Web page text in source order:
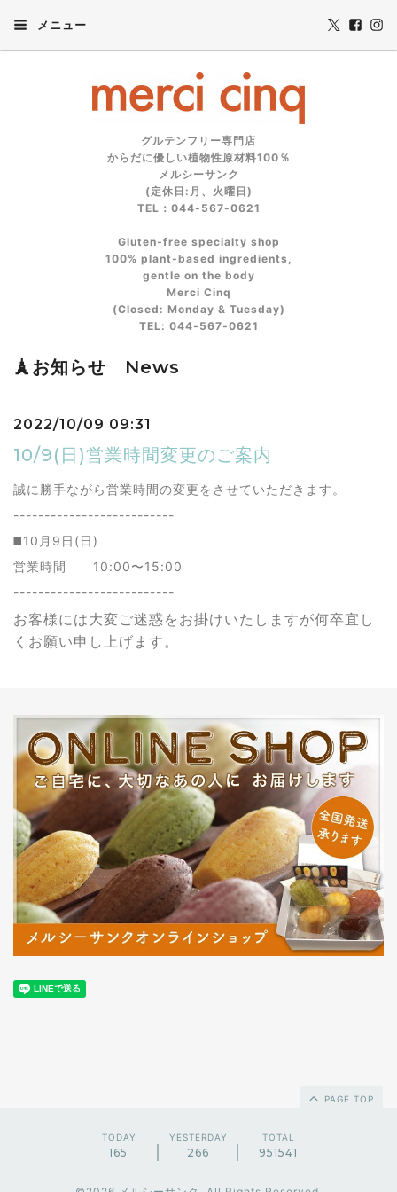
メニュー
グルテンフリー専門店
からだに優しい植物性原材料100％
メルシーサンク
(定休日:月、火曜日)
TEL：044-567-0621
Gluten‑free specialty shop
100% plant‑based ingredients,
gentle on the body
Merci Cinq
(Closed: Monday & Tuesday)
TEL: 044‑567‑0621
🗼お知らせ News
2022/10/09 09:31
10/9(日)営業時間変更のご案内
誠に勝手ながら営業時間の変更をさせていただきます。
--------------------------
◼️10月9日(日)
営業時間 10:00〜15:00
--------------------------
お客様には大変ご迷惑をお掛けいたしますが何卒宜し
くお願い申し上げます。
PAGE TOP
TODAY
165
YESTERDAY
266
TOTAL
951541